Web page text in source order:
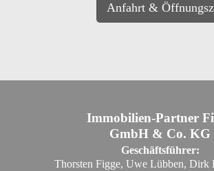
Anfahrt &
Immobilien-Partner
GmbH & Co. KG
Geschäftsführer:
Thorsten Figge, Uwe Lübben, Dirk